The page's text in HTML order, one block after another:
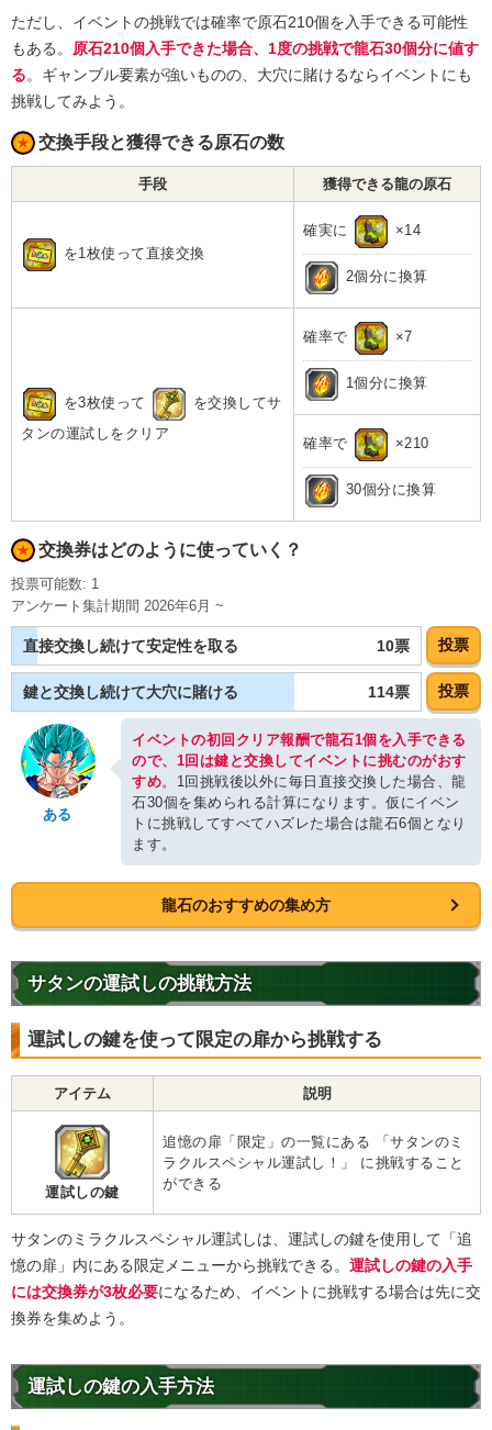
ただし、イベントの挑戦では確率で原石210個を入手できる可能性
もある。 原石210個入手できた場合、1度の挑戦で龍石30個分に値す
る。ギャンブル要素が強いものの、大穴に賭けるならイベントにも
挑戦してみよう。
交換手段と獲得できる原石の数
手段 獲得できる龍の原石
を1枚使って直接交換
確実に ×14
2個分に換算
を3枚使って
を交換してサ
タンの運試しをクリア
確率で ×7
1個分に換算
確率で ×210
30個分に換算
交換券はどのように使っていく？
投票可能数: 1
アンケート集計期間 2026年6月 ~
直接交換し続けて安定性を取る 10票 投票
鍵と交換し続けて大穴に賭ける 114票 投票
ある
イベントの初回クリア報酬で龍石1個を入手できる
ので、1回は鍵と交換してイベントに挑むのがおす
すめ。1回挑戦後以外に毎日直接交換した場合、龍
石30個を集められる計算になります。仮にイベン
トに挑戦してすべてハズレた場合は龍石6個となり
ます。
龍石のおすすめの集め方
サタンの運試しの挑戦方法
運試しの鍵を使って限定の扉から挑戦する
アイテム 説明
運試しの鍵
追憶の扉「限定」の一覧にある 「サタンのミ
ラクルスペシャル運試し！」 に挑戦すること
ができる
サタンのミラクルスペシャル運試しは、運試しの鍵を使用して「追
憶の扉」内にある限定メニューから挑戦できる。 運試しの鍵の入手
には交換券が3枚必要になるため、イベントに挑戦する場合は先に交
換券を集めよう。
運試しの鍵の入手方法